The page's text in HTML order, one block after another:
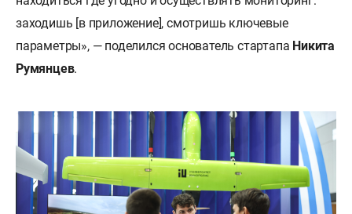
заходишь [в приложение], смотришь ключевые
параметры», — поделился основатель стартапа Никита
Румянцев.